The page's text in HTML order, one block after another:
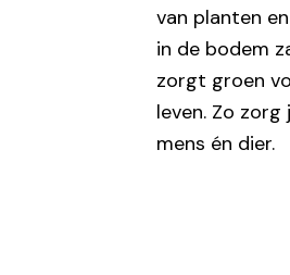
van planten
in de bodem
zorgt groen
leven. Zo
mens én dier.